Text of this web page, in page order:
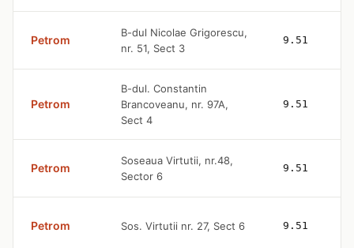
Petrom
B-dul Nicolae Grigorescu,
nr. 51, Sect 3
9.51
Petrom
B-dul. Constantin
Brancoveanu, nr. 97A,
Sect 4
9.51
Petrom
Soseaua Virtutii, nr.48,
Sector 6
9.51
Petrom Sos. Virtutii nr. 27, Sect 6 9.51